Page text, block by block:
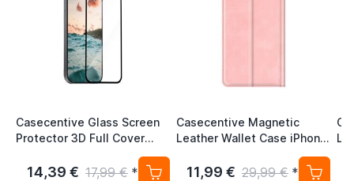
Casecentive Glass Screen
Protector 3D Full Cover
14,39 € 17,99 € *
Casecentive Magnetic
Leather Wallet Case iPhone
11,99 € 29,99 € *